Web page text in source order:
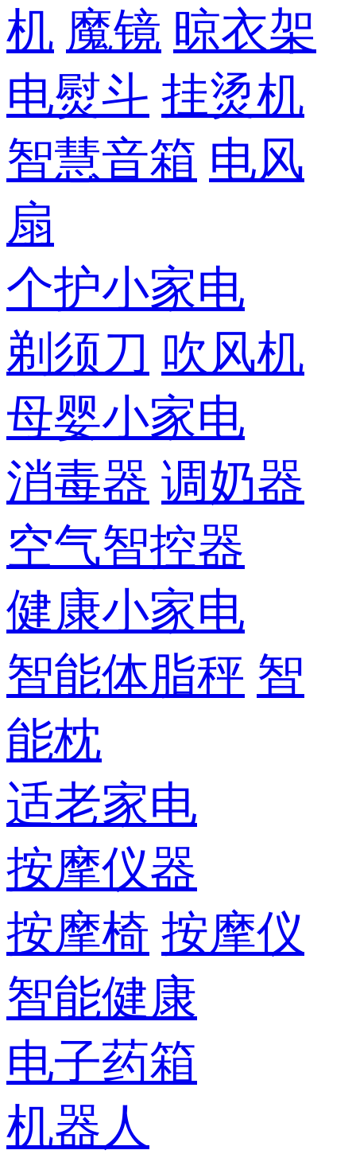
机 魔镜 晾衣架
电熨斗 挂烫机
智慧音箱 电风
扇
个护小家电
剃须刀 吹风机
母婴小家电
消毒器 调奶器
空气智控器
健康小家电
智能体脂秤 智
能枕
适老家电
按摩仪器
按摩椅 按摩仪
智能健康
电子药箱
机器人